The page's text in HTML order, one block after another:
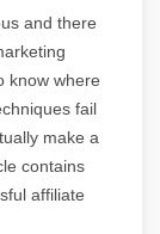
and there
know where
fail
make a
contains
affiliate